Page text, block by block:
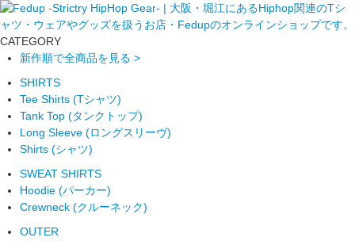
CATEGORY
新作順で全商品を見る >
SHIRTS
Tee Shirts (Tシャツ)
Tank Top (タンクトップ)
Long Sleeve (ロングスリーヴ)
Shirts (シャツ)
SWEAT SHIRTS
Hoodie (パーカー)
Crewneck (クルーネック)
OUTER